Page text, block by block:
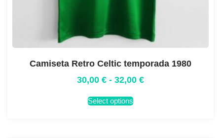
Camiseta Retro Celtic temporada 1980
30,00 € - 32,00 €
Select options